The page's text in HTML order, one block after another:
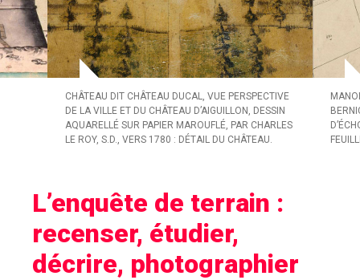
CHÂTEAU DIT CHÂTEAU DUCAL, VUE PERSPECTIVE
DE LA VILLE ET DU CHÂTEAU D’AIGUILLON, DESSIN
AQUARELLÉ SUR PAPIER MAROUFLÉ, PAR CHARLES
LE ROY, S.D., VERS 1780 : DÉTAIL DU CHÂTEAU.
L’enquête de terrain :
recenser, étudier,
décrire, photographier